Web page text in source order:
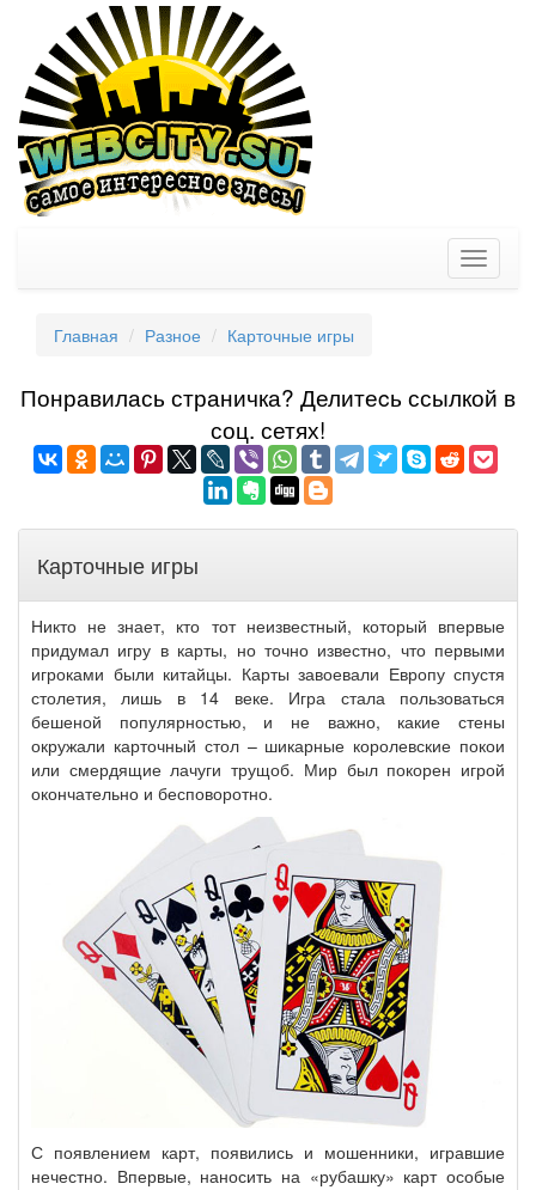
Toggle
Главная Разное Карточные игры
Понравилась страничка? Делитеcь ссылкой в
соц. сетях!
Карточные игры
Никто не знает, кто тот неизвестный, который впервые
придумал игру в карты, но точно известно, что первыми
игроками были китайцы. Карты завоевали Европу спустя
столетия, лишь в 14 веке. Игра стала пользоваться
бешеной популярностью, и не важно, какие стены
окружали карточный стол – шикарные королевские покои
или смердящие лачуги трущоб. Мир был покорен игрой
окончательно и бесповоротно.
С появлением карт, появились и мошенники, игравшие
нечестно. Впервые, наносить на «рубашку» карт особые